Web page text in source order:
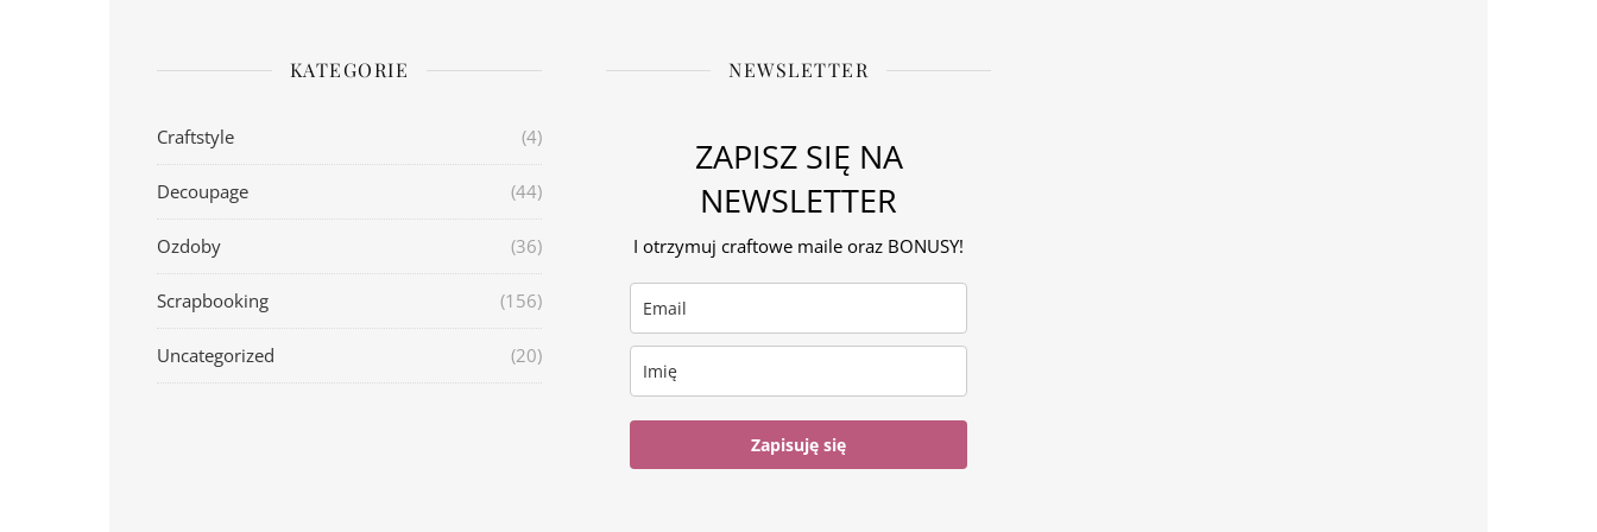
KATEGORIE
Craftstyle (4)
Decoupage (44)
Ozdoby (36)
Scrapbooking (156)
Uncategorized (20)
NEWSLETTER
ZAPISZ SIĘ NA
NEWSLETTER
I otrzymuj craftowe maile oraz BONUSY!
Zapisuję się